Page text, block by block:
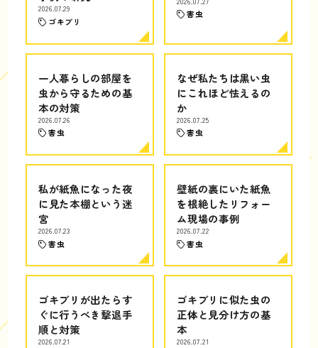
2026.07.29
ゴキブリ
害虫
一人暮らしの部屋を
虫から守るための基
本の対策
2026.07.26
害虫
なぜ私たちは黒い虫
にこれほど怯えるの
か
2026.07.25
害虫
私が紙魚になった夜
に見た本棚という迷
宮
2026.07.23
害虫
壁紙の裏にいた紙魚
を根絶したリフォー
ム現場の事例
2026.07.22
害虫
ゴキブリが出たらす
ぐに行うべき撃退手
順と対策
2026.07.21
ゴキブリに似た虫の
正体と見分け方の基
本
2026.07.21